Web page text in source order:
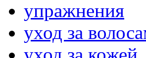
упражнения
уход за